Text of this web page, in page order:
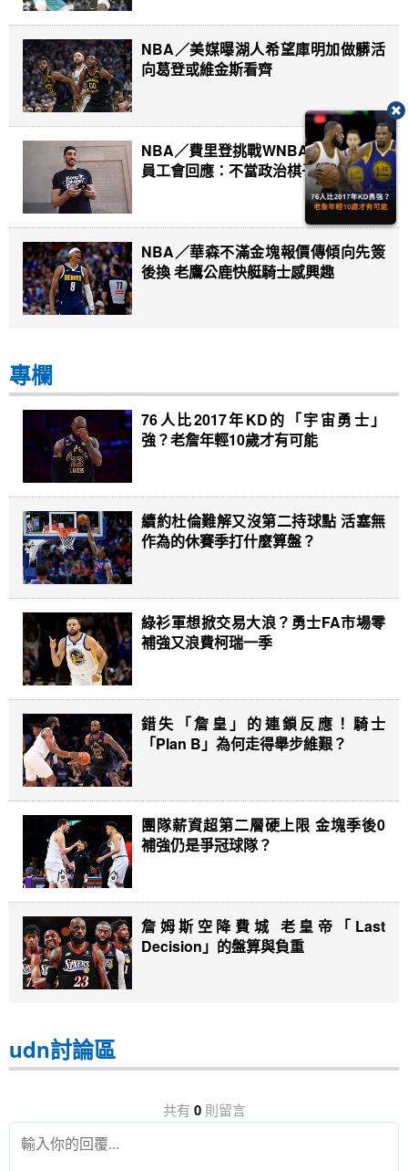
NBA／美媒曝湖人希望庫明加做髒活
向葛登或維金斯看齊
NBA／費里登挑戰WNBA規則界線 球
員工會回應：不當政治棋子
NBA／華森不滿金塊報價傳傾向先簽
後換 老鷹公鹿快艇騎士感興趣
專欄
76人比2017年KD的「宇宙勇士」
強？老詹年輕10歲才有可能
續約杜倫難解又沒第二持球點 活塞無
作為的休賽季打什麼算盤？
綠衫軍想掀交易大浪？勇士FA市場零
補強又浪費柯瑞一季
錯失「詹皇」的連鎖反應！騎士
「Plan B」為何走得舉步維艱？
團隊薪資超第二層硬上限 金塊季後0
補強仍是爭冠球隊？
詹姆斯空降費城 老皇帝「Last
Decision」的盤算與負重
udn討論區
共有 0則留言